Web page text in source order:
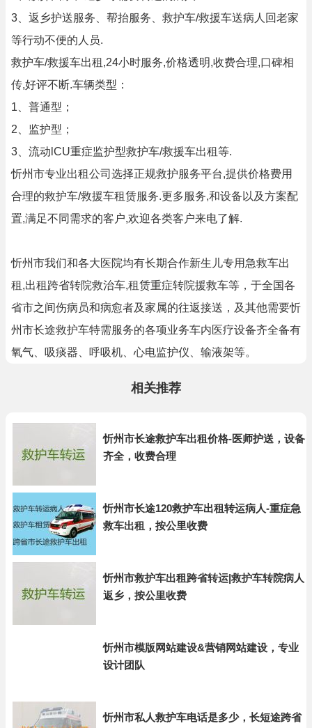
3、返乡护送服务、帮抬服务、救护车/救援车送病人回老家
等行动不便的人员.
救护车/救援车出租,24小时服务,价格透明,收费合理,口碑相
传,好评不断.车辆类型：
1、普通型；
2、监护型；
3、流动lCU重症监护型救护车/救援车出租等.
忻州市专业出租公司选择正规救护服务平台,提供价格费用
合理的救护车/救援车租赁服务.更多服务,和设备以及方案配
置,满足不同需求的客户,欢迎各类客户来电了解.
忻州市我们和各大医院均有长期合作新生儿专用急救车出
租,出租跨省转院救治车,租赁重症转院援救车等，于全国各
省市之间伤病员和病愈者及家属的往返接送，及其他需要忻
州市长途救护车特需服务的各项业务车内医疗设备齐全备有
氧气、吸痰器、呼吸机、心电监护仪、输液架等。
相关推荐
忻州市长途救护车出租价格-医师护送，设备
齐全，收费合理
忻州市长途120救护车出租转运病人-重症急
救车出租，按公里收费
忻州市救护车出租跨省转运|救护车转院病人
返乡，按公里收费
忻州市模版网站建设&营销网站建设，专业
设计团队
忻州市私人救护车电话是多少，长短途跨省